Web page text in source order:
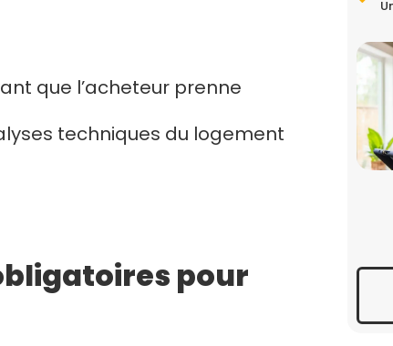
que l’acheteur prenne
techniques du logement
pour